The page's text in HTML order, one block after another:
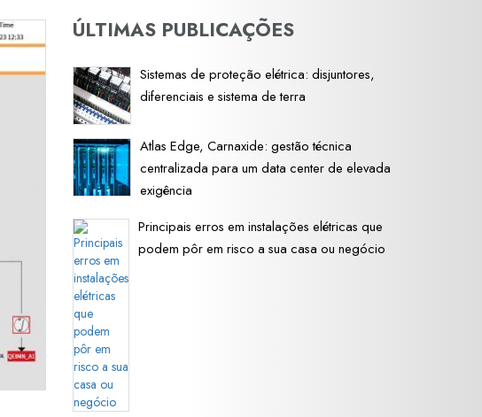
ÚLTIMAS PUBLICAÇÕES
Sistemas de proteção elétrica: disjuntores,
diferenciais e sistema de terra
Atlas Edge, Carnaxide: gestão técnica
centralizada para um data center de elevada
exigência
Principais erros em instalações elétricas que
podem pôr em risco a sua casa ou negócio